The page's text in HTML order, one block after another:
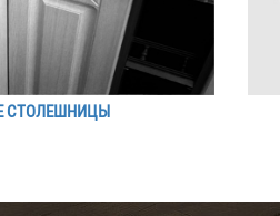
СТОЛЕШНИЦЫ